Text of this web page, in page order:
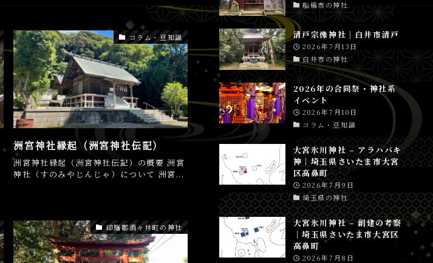
コラム・豆知識
洲宮神社縁起（洲宮神社伝記）
洲宮神社縁起（洲宮神社伝記）の概要 洲宮
神社（すのみやじんじゃ）について 洲宮...
印旛郡酒々井町の神社
船橋市の神社
清戸宗像神社│白井市清戸
2026年7月13日
白井市の神社
2026年の合同祭・神社系
イベント
2026年7月10日
コラム・豆知識
大宮氷川神社 – アラハバキ
神│埼玉県さいたま市大宮
区高鼻町
2026年7月9日
埼玉県の神社
大宮氷川神社 – 創建の考察
│埼玉県さいたま市大宮区
高鼻町
2026年7月8日